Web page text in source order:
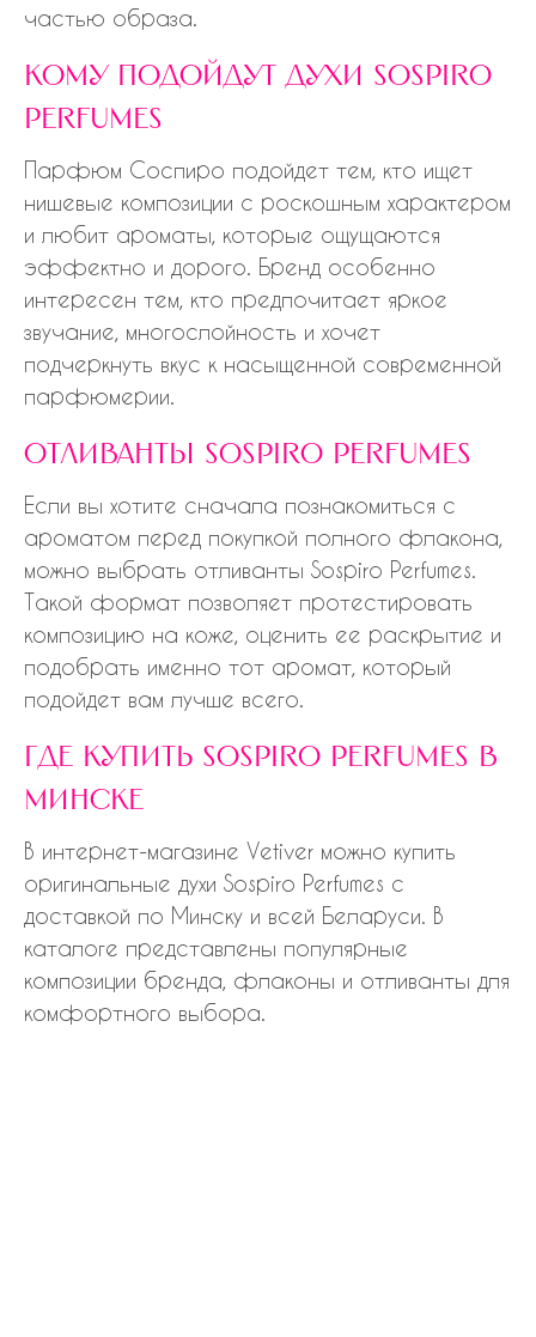
частью образа.
кому подойдут духи sospiro
perfumes
Парфюм Соспиро подойдет тем, кто ищет
нишевые композиции с роскошным характером
и любит ароматы, которые ощущаются
эффектно и дорого. Бренд особенно
интересен тем, кто предпочитает яркое
звучание, многослойность и хочет
подчеркнуть вкус к насыщенной современной
парфюмерии.
отливанты sospiro perfumes
Если вы хотите сначала познакомиться с
ароматом перед покупкой полного флакона,
можно выбрать отливанты Sospiro Perfumes.
Такой формат позволяет протестировать
композицию на коже, оценить ее раскрытие и
подобрать именно тот аромат, который
подойдет вам лучше всего.
где купить sospiro perfumes в
минске
В интернет-магазине Vetiver можно купить
оригинальные духи Sospiro Perfumes с
доставкой по Минску и всей Беларуси. В
каталоге представлены популярные
композиции бренда, флаконы и отливанты для
комфортного выбора.